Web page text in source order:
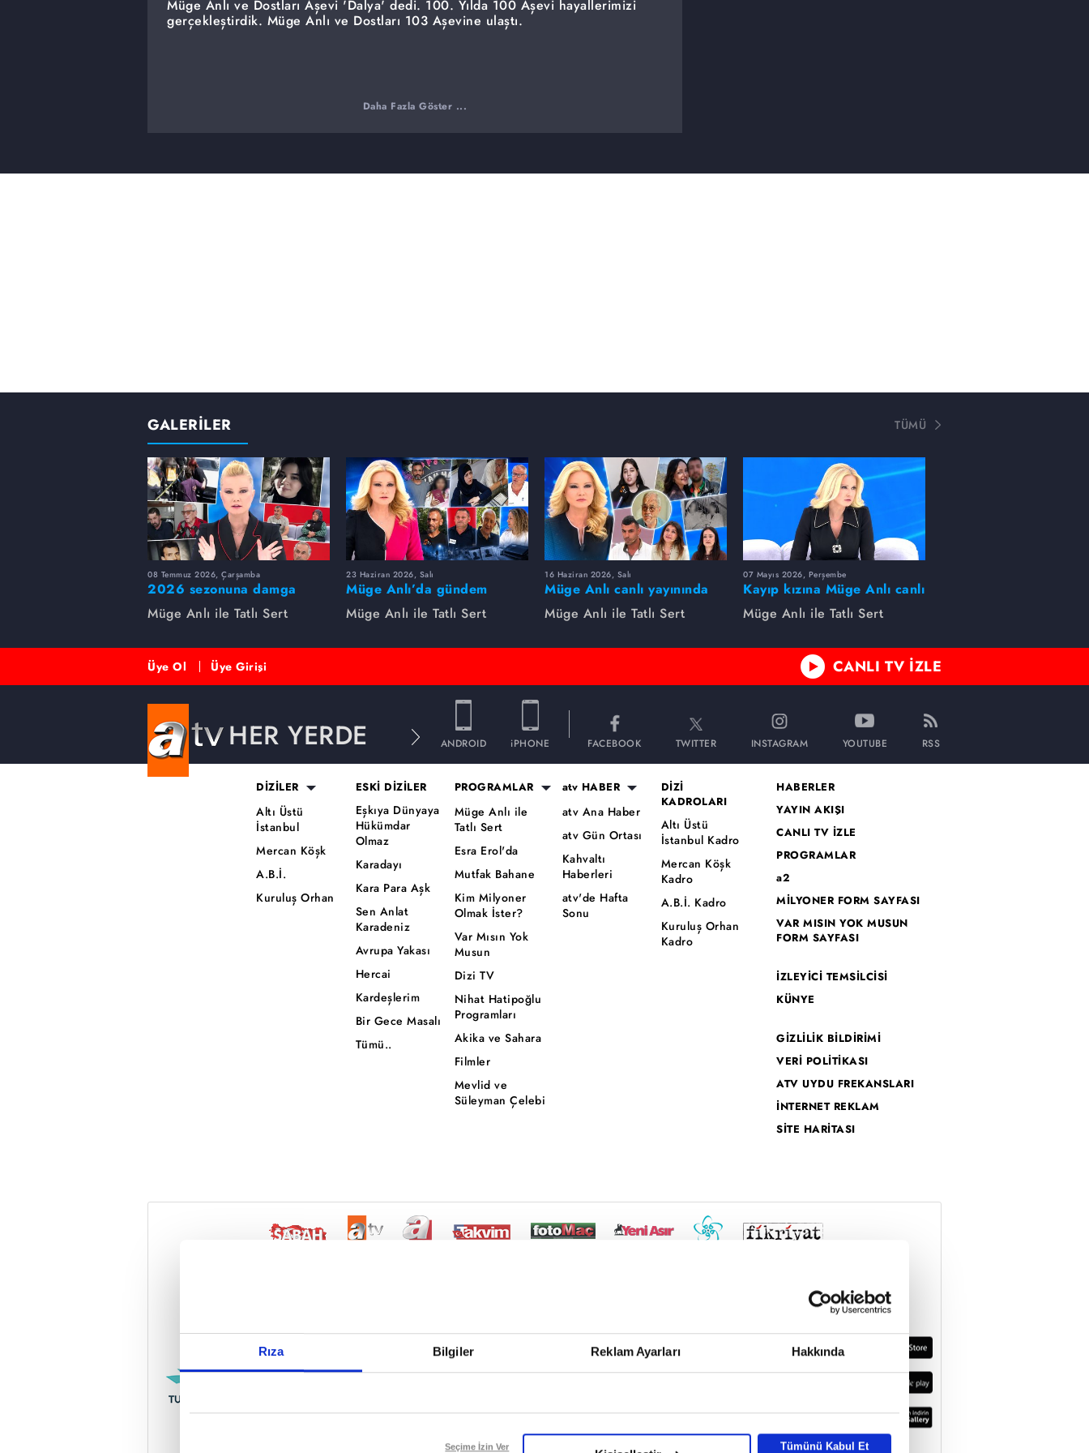
Rıza Bilgiler Reklam Ayarları Hakkında
Reddet
Seçime İzin Ver Tümünü Kabul Et
Müge Anlı ve Dostları Aşevi 'Dalya' dedi. 100. Yılda 100 Aşevi hayallerimizi
gerçekleştirdik. Müge Anlı ve Dostları 103 Aşevine ulaştı.
Daha Fazla Göster ...
GALERİLER TÜMÜ
08 Temmuz 2026, Çarşamba
2026 sezonuna damga
vuran 5 Müge Anlı
dosyası...
Müge Anlı ile Tatlı Sert
23 Haziran 2026, Salı
Müge Anlı’da gündem
sarsıldı! Kayıp dosyaları ve
aile ihanetleri herkesi şoke
Müge Anlı ile Tatlı Sert
16 Haziran 2026, Salı
Müge Anlı canlı yayınında
dikkat çeken gelişmeler
yaşandı. Kayıp,
Müge Anlı ile Tatlı Sert
07 Mayıs 2026, Perşembe
Kayıp kızına Müge Anlı canlı
yayında kavuştu
Müge Anlı ile Tatlı Sert
Üye Ol Üye Girişi CANLI TV İZLE
HER YERDE ANDROID iPHONE FACEBOOK TWITTER INSTAGRAM YOUTUBE RSS
DİZİLER
Altı Üstü
İstanbul
Mercan Köşk
A.B.İ.
Kuruluş Orhan
ESKİ DİZİLER
Eşkıya Dünyaya
Hükümdar
Olmaz
Karadayı
Kara Para Aşk
Sen Anlat
Karadeniz
Avrupa Yakası
Hercai
Kardeşlerim
Bir Gece Masalı
Tümü..
PROGRAMLAR
Müge Anlı ile
Tatlı Sert
Esra Erol'da
Mutfak Bahane
Kim Milyoner
Olmak İster?
Var Mısın Yok
Musun
Dizi TV
Nihat Hatipoğlu
Programları
Akika ve Sahara
Filmler
Mevlid ve
Süleyman Çelebi
atv HABER
atv Ana Haber
atv Gün Ortası
Kahvaltı
Haberleri
atv'de Hafta
Sonu
DİZİ
KADROLARI
Altı Üstü
İstanbul Kadro
Mercan Köşk
Kadro
A.B.İ. Kadro
Kuruluş Orhan
Kadro
HABERLER
YAYIN AKIŞI
CANLI TV İZLE
PROGRAMLAR
a2
MİLYONER FORM SAYFASI
VAR MISIN YOK MUSUN
FORM SAYFASI
İZLEYİCİ TEMSİLCİSİ
KÜNYE
GİZLİLİK BİLDİRİMİ
VERİ POLİTİKASI
ATV UYDU FREKANSLARI
İNTERNET REKLAM
SİTE HARİTASI